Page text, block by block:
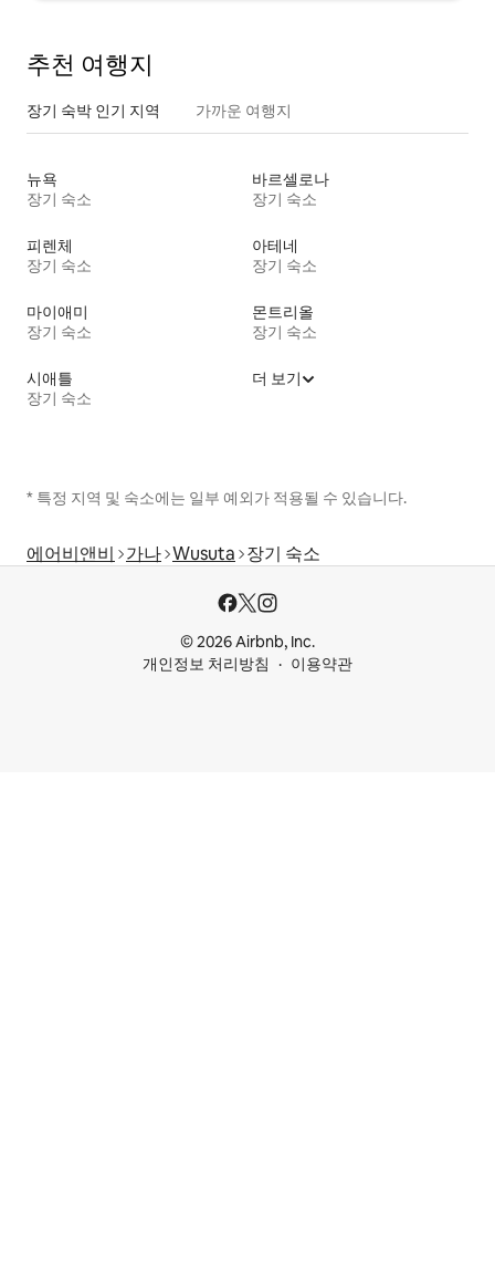
추천 여행지
장기 숙박 인기 지역 가까운 여행지
뉴욕
장기 숙소
바르셀로나
장기 숙소
피렌체
장기 숙소
아테네
장기 숙소
마이애미
장기 숙소
몬트리올
장기 숙소
시애틀
장기 숙소
더 보기
* 특정 지역 및 숙소에는 일부 예외가 적용될 수 있습니다.
에어비앤비 가나 Wusuta 장기 숙소
© 2026 Airbnb, Inc.
개인정보 처리방침
이용약관